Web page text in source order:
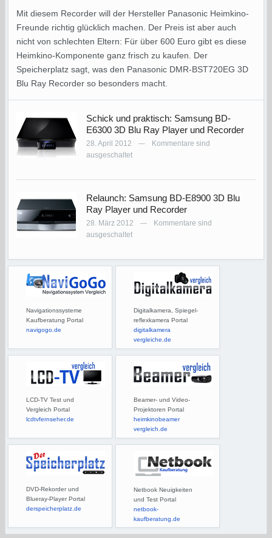
Mit diesem Recorder will der Hersteller Panasonic Heimkino-
Freunde richtig glücklich machen. Der Preis ist aber auch
nicht von schlechten Eltern: Für über 600 Euro gibt es diese
Heimkino-Komponente ganz frisch zu kaufen. Der
Speicherplatz sagt, was den Panasonic DMR-BST720EG 3D
Blu Ray Recorder so besonders macht.
Schick und praktisch: Samsung BD-
E6300 3D Blu Ray Player und Recorder
28. April 2012 —
Kommentare sind
ausgeschaltet
Relaunch: Samsung BD-E8900 3D Blu
Ray Player und Recorder
28. März 2012 —
Kommentare sind
ausgeschaltet
Navigationssysteme
Kaufberatung Portal
navigogo.de
Digitalkamera, Spiegel-
reflexkamera Portal
digitalkamera
vergleiche.de
LCD-TV Test und
Vergleich Portal
lcdtvfernseher.de
Beamer- und Video-
Projektoren Portal
heimkinobeamer
vergleich.de
DVD-Rekorder und
Blueray-Player Portal
derspeicherplatz.de
Netbook Neuigkeiten
und Test Portal
netbook-
kaufberatung.de